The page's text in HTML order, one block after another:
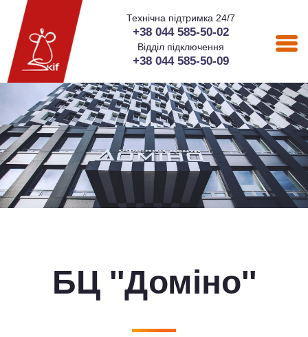
Технічна підтримка 24/7
+38 044 585-50-02
Відділ підключення
+38 044 585-50-09
БЦ ''Доміно''